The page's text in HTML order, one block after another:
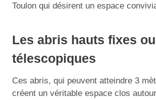
Toulon qui désirent un espace
Les abris hauts fixes ou
télescopiques
Ces abris, qui peuvent atteindre 3
créent un véritable espace clos